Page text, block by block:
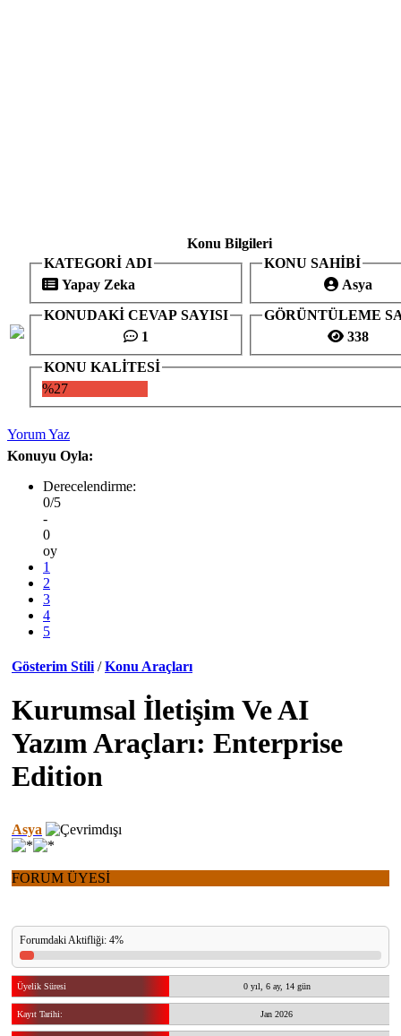
Konu Bilgileri
KATEGORİ ADI
Yapay Zeka
KONU SAHİBİ
Asya
KONUDAKİ CEVAP SAYISI
1
GÖRÜNTÜLEME
338
KONU KALİTESİ
%27
Yorum Yaz
Konuyu Oyla:
Derecelendirme:
0/5
-
0
oy
1
2
3
4
5
Gösterim Stili / Konu Araçları
Kurumsal İletişim Ve AI
Yazım Araçları: Enterprise
Edition
Asya
FORUM ÜYESİ
Forumdaki Aktifliği: 4%
Üyelik Süresi 0 yıl, 6 ay, 14 gün
Kayıt Tarihi: Jan 2026